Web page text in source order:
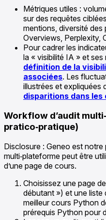
Métriques utiles :
sur des requêtes
mentions, diversité
Overviews, Perplexity,
Pour cadrer les
la « visibilité IA » et
définition de la
associées. Les
illustrées et expliquées
disparitions dans les
Workflow d’audit
pratico‑pratique)
Disclosure : Geneo est
multi‑plateforme peut être
d’une page de cours.
Choisissez une page
débutant ») et une liste
meilleur cours Python
prérequis Python pour